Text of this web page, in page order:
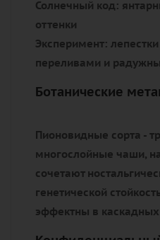
Солнечный код:
оттенки
Эксперимент:
переливами и
Ботанические
Пионовидные сорта -
многослойные чаши,
сочетают
генетической
эффектны в